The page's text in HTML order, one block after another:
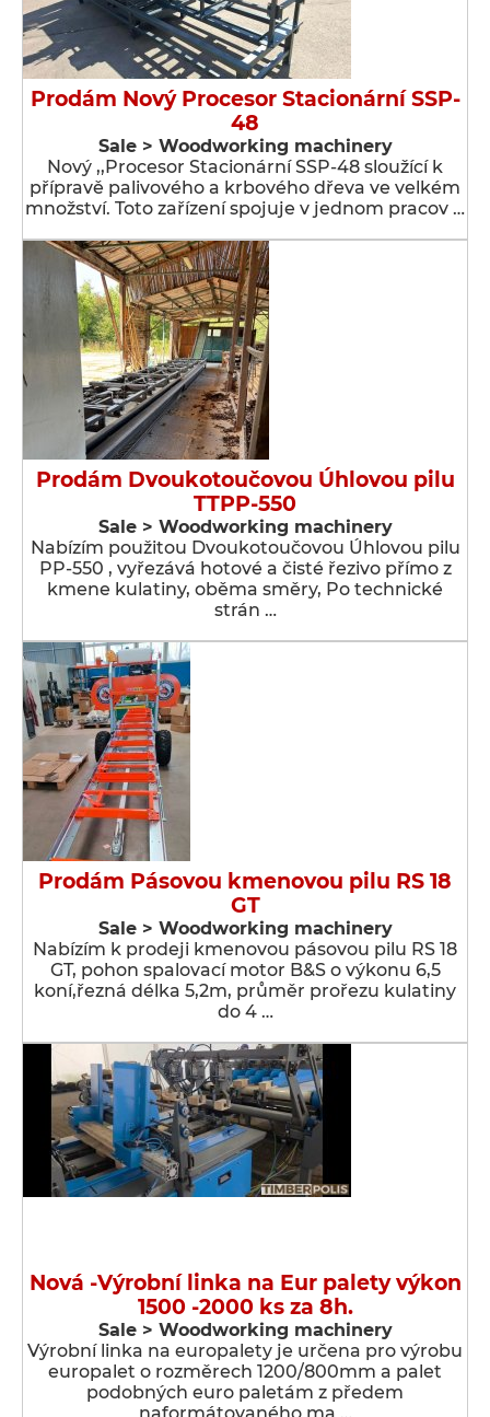
Prodám Nový Procesor Stacionární SSP-
48
Sale > Woodworking machinery
Nový ,,Procesor Stacionární SSP-48 sloužící k
přípravě palivového a krbového dřeva ve velkém
množství. Toto zařízení spojuje v jednom pracov …
Prodám Dvoukotoučovou Úhlovou pilu
TTPP-550
Sale > Woodworking machinery
Nabízím použitou Dvoukotoučovou Úhlovou pilu
PP-550 , vyřezává hotové a čisté řezivo přímo z
kmene kulatiny, oběma směry, Po technické
strán …
Prodám Pásovou kmenovou pilu RS 18
GT
Sale > Woodworking machinery
Nabízím k prodeji kmenovou pásovou pilu RS 18
GT, pohon spalovací motor B&S o výkonu 6,5
koní,řezná délka 5,2m, průměr prořezu kulatiny
do 4 …
Nová -Výrobní linka na Eur palety výkon
1500 -2000 ks za 8h.
Sale > Woodworking machinery
Výrobní linka na europalety je určena pro výrobu
europalet o rozměrech 1200/800mm a palet
podobných euro paletám z předem